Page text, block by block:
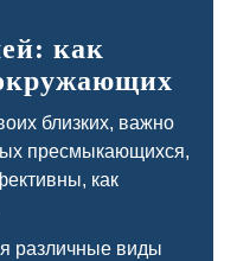
как
близких, важно
пресмыкающихся,
как
различные виды